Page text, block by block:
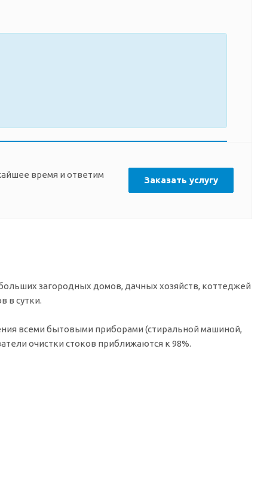
время и ответим
Заказать услугу
загородных домов, дачных хозяйств, коттеджей
в сутки.
всеми бытовыми приборами (стиральной машиной,
очистки стоков приближаются к 98%.